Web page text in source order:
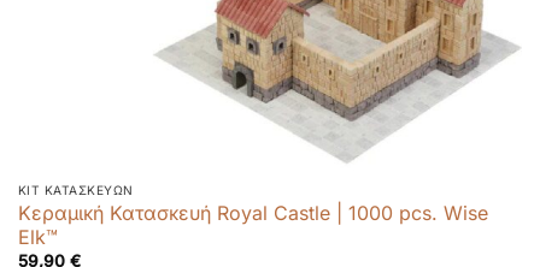
ΚΙΤ ΚΑΤΑΣΚΕΥΏΝ
Κεραμική Κατασκευή Royal Castle | 1000 pcs. Wise
Elk™
59,90 €